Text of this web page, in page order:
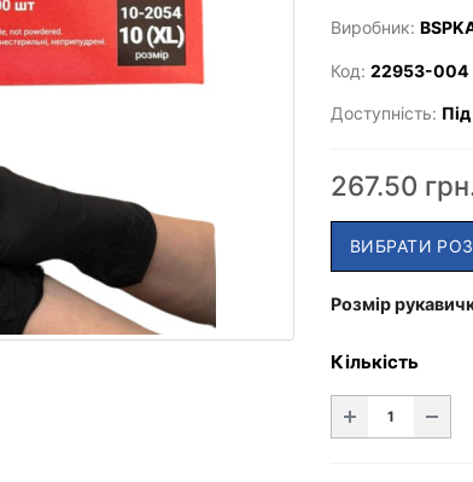
Виробник:
Код: 22953-004
Доступність:
267.50
ВИБРАТИ
Розмір
Кількість